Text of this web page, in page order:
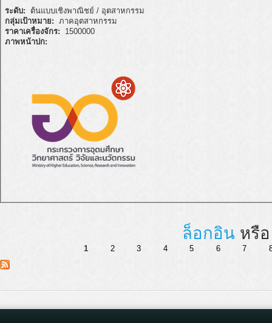
ระดับ:
ต้นแบบเชิงพาณิชย์ / อุตสาหกรรม
กลุ่มเป้าหมาย:
ภาคอุตสาหกรรม
ราคาเครื่องจักร:
1500000
ภาพหน้าปก:
ล็อกอิน หรื
1 2 3 4 5 6 7